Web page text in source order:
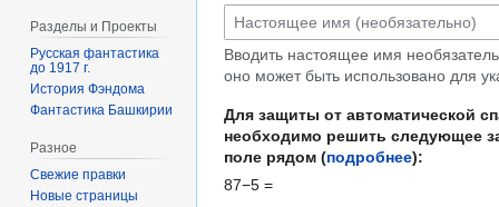
Вводить настоящее имя
оно может быть использовано для
Для защиты от автоматической
необходимо решить следующее
поле рядом (подробнее):
87−5 =
Разделы и Проекты
Русская фантастика
до 1917 г.
История Фэндома
Фантастика Башкирии
Разное
Свежие правки
Новые страницы